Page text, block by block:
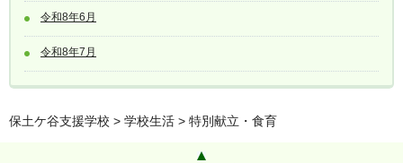
令和8年6月
令和8年7月
保土ケ谷支援学校 > 学校生活 > 特別献立・食育